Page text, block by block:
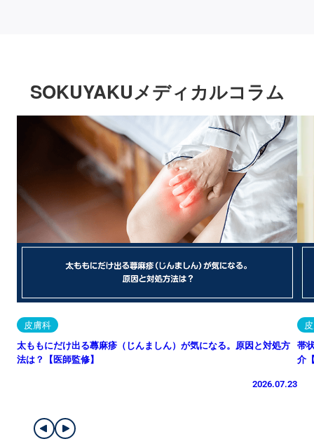
SOKUYAKUメディカルコラム
皮膚科
太ももにだけ出る蕁麻疹（じんましん）が気になる。原因と対処方
法は？【医師監修】
2026.07.23
帯
介